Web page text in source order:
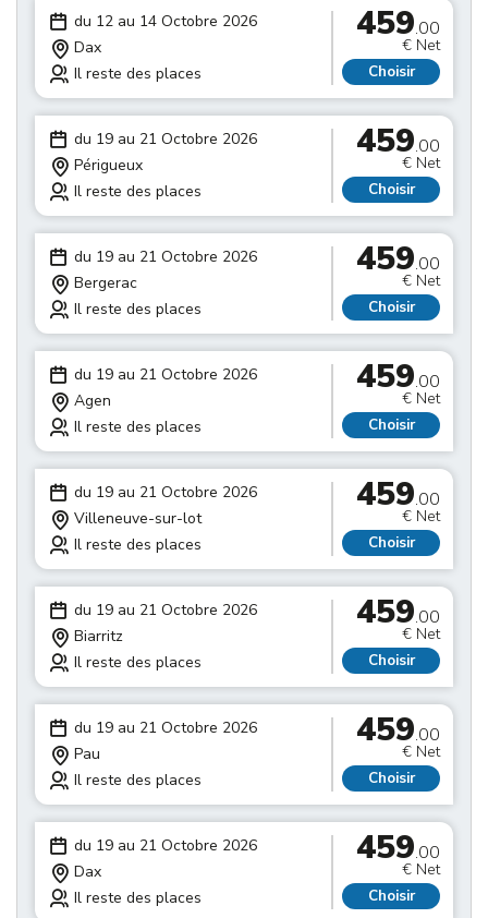
du 12 au 14 Octobre 2026
Dax
Il reste des places
459.00
€ Net
Choisir
du 19 au 21 Octobre 2026
Périgueux
Il reste des places
459.00
€ Net
Choisir
du 19 au 21 Octobre 2026
Bergerac
Il reste des places
459.00
€ Net
Choisir
du 19 au 21 Octobre 2026
Agen
Il reste des places
459.00
€ Net
Choisir
du 19 au 21 Octobre 2026
Villeneuve-sur-lot
Il reste des places
459.00
€ Net
Choisir
du 19 au 21 Octobre 2026
Biarritz
Il reste des places
459.00
€ Net
Choisir
du 19 au 21 Octobre 2026
Pau
Il reste des places
459.00
€ Net
Choisir
du 19 au 21 Octobre 2026
Dax
Il reste des places
459.00
€ Net
Choisir